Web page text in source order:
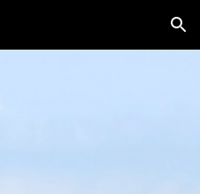
Skip to navigation